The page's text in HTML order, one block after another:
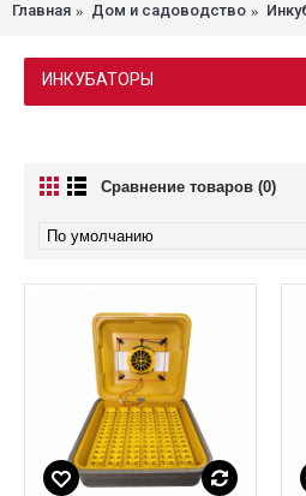
Главная Дом и садоводство
ИНКУБАТОРЫ
Сравнение товаров (0)